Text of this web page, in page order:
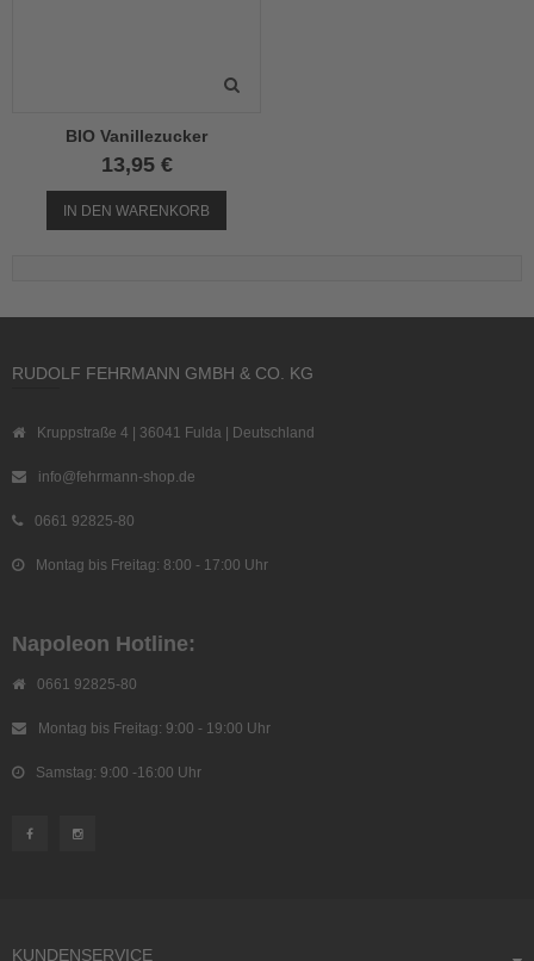
BIO Vanillezucker
13,95 €
IN DEN WARENKORB
RUDOLF FEHRMANN GMBH & CO. KG
Kruppstraße 4 | 36041 Fulda | Deutschland
info@fehrmann-shop.de
0661 92825-80
Montag bis Freitag: 8:00 - 17:00 Uhr
Napoleon Hotline:
0661 92825-80
Montag bis Freitag: 9:00 - 19:00 Uhr
Samstag: 9:00 -16:00 Uhr
KUNDENSERVICE